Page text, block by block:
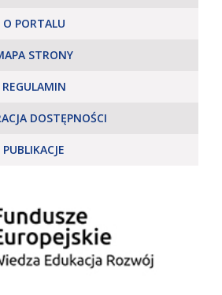
O PORTALU
STRONY
REGULAMIN
DOSTĘPNOŚCI
PUBLIKACJE